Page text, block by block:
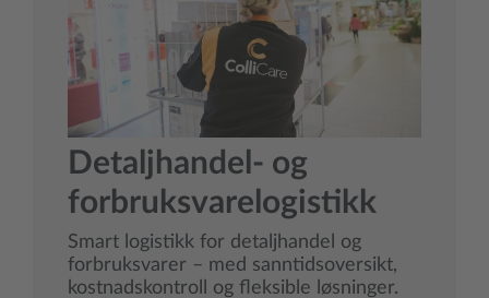
Detaljhandel- og
forbruksvarelogistikk
Smart logistikk for detaljhandel og
forbruksvarer – med sanntidsoversikt,
kostnadskontroll og fleksible løsninger.